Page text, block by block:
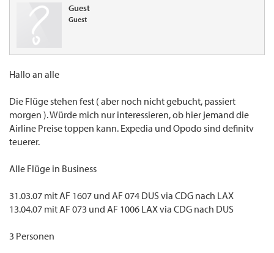
Guest
Guest
Hallo an alle
Die Flüge stehen fest ( aber noch nicht gebucht, passiert
morgen ). Würde mich nur interessieren, ob hier jemand die
Airline Preise toppen kann. Expedia und Opodo sind definitv
teuerer.
Alle Flüge in Business
31.03.07 mit AF 1607 und AF 074 DUS via CDG nach LAX
13.04.07 mit AF 073 und AF 1006 LAX via CDG nach DUS
3 Personen